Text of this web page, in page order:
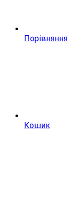
Порівняння
Кошик